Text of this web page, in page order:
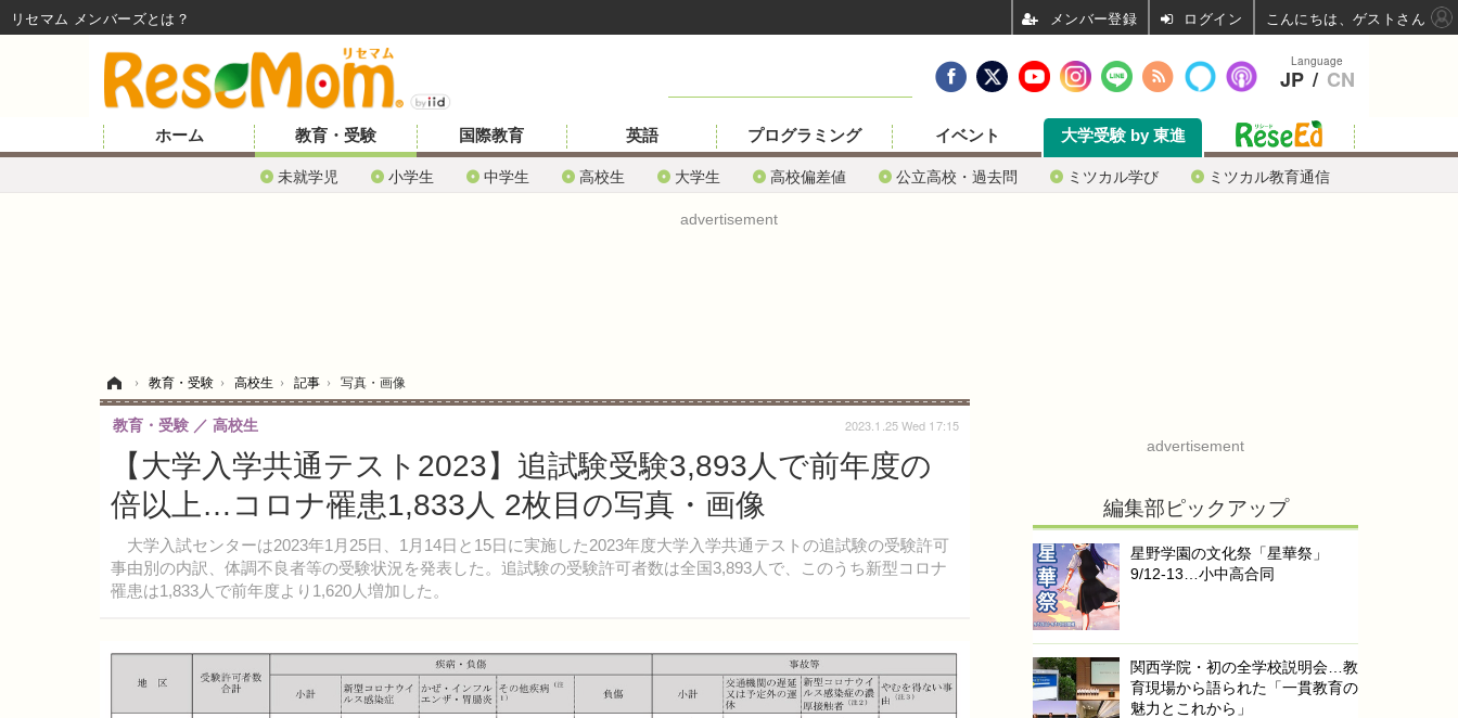
ホーム 教育・受験
未就学児 小学生 中学生 高校生 大学生 高校偏差値 公立高校・過去問 ミツカル学び ミツカル教育通信
国際教育 英語 プログラミング イベント 大学受験 by 東進
advertisement
› 教育・受験 › 高校生 › 記事 › 写真・画像
【大学入学共通テスト2023】追試験受験3,893人で前年度の
倍以上…コロナ罹患1,833人 2枚目の写真・画像
大学入試センターは2023年1月25日、1月14日と15日に実施した2023年度大学入学共通テストの追試験の受験許可
事由別の内訳、体調不良者等の受験状況を発表した。追試験の受験許可者数は全国3,893人で、このうち新型コロナ
罹患は1,833人で前年度より1,620人増加した。
教育・受験 高校生 2023.1.25 Wed 17:15
advertisement
編集部ピックアップ
星野学園の文化祭「星華祭」
9/12-13…小中高合同
関西学院・初の全学校説明会…教
育現場から語られた「一貫教育の
魅力とこれから」
Language
JP / CN
リセマム メンバーズ ログイン こんにちは、ゲストさん